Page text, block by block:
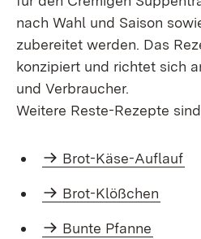
nach Wahl und Saison
zubereitet werden. Das
konzipiert und richtet sich
und Verbraucher.
Weitere Reste-Rezepte
Brot-Käse-Auflauf
Brot-Klößchen
Bunte Pfanne